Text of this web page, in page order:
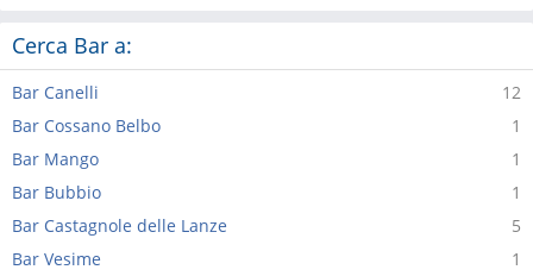
Cerca Bar a:
12
Bar Canelli
1
Bar Cossano Belbo
1
Bar Mango
1
Bar Bubbio
5
Bar Castagnole delle Lanze
1
Bar Vesime